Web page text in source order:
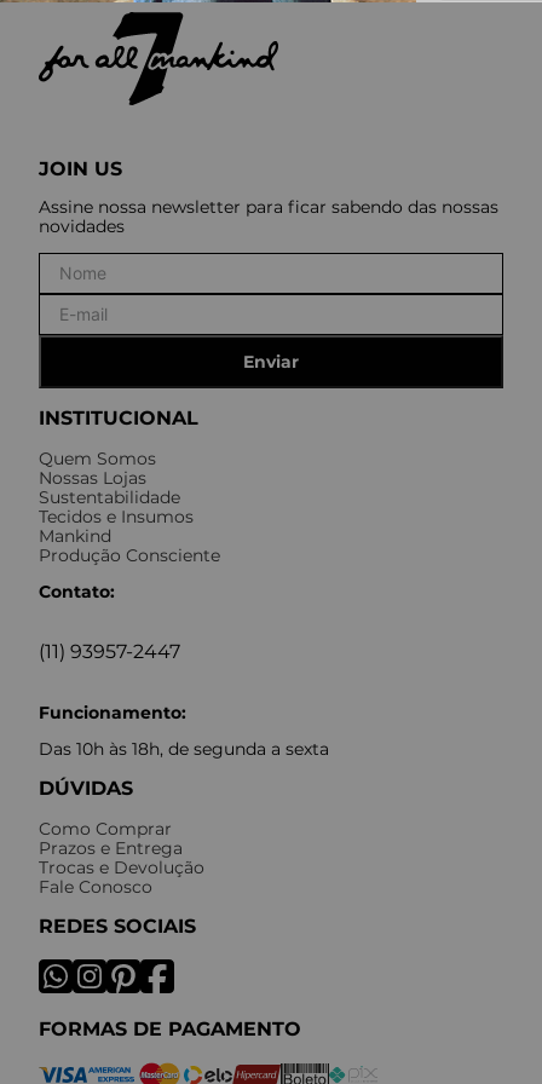
INSTITUCIONAL
Quem Somos
Nossas Lojas
Sustentabilidade
Tecidos e Insumos
Mankind
Produção Consciente
Contato:
(11) 93957-2447
Funcionamento:
Das 10h às 18h, de segunda a sexta
DÚVIDAS
Como Comprar
Prazos e Entrega
Trocas e Devolução
Fale Conosco
REDES SOCIAIS
FORMAS DE PAGAMENTO
JOIN US
Assine nossa newsletter para ficar sabendo das nossas
novidades
Enviar